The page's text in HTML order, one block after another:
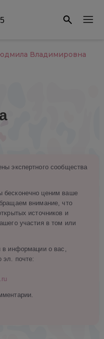
Владимировна
экспертного сообщества
бесконечно ценим ваше
внимание, что
источников и
участия в том или
в информации о вас,
эл. почте: